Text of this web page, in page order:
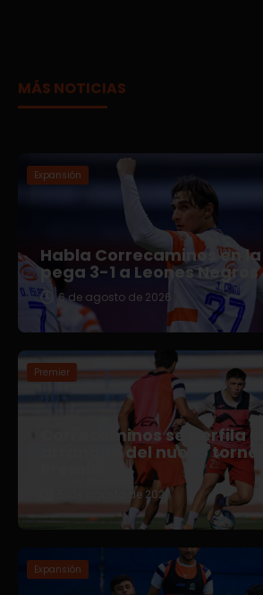
MÁS NOTICIAS
Expansión
Habla Correcaminos en
pega 3-1 a Leones Negros
6 de agosto de 2026
Premier
Correcaminos se perfila
arranque del nuevo
5 de agosto de 2026
Expansión